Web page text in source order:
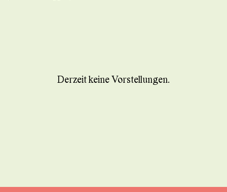
Derzeit keine Vorstellungen.